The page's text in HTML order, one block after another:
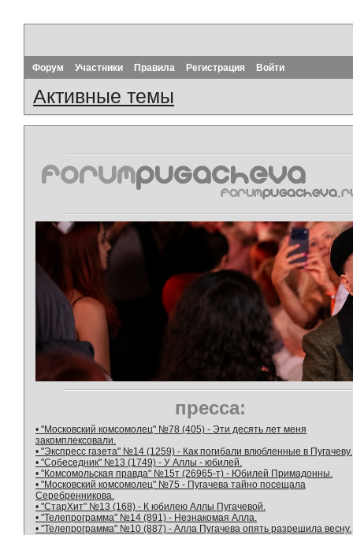
Форум Участники Правила Регистрация Войти
Активные темы
пресса:
• "Московский комсомолец" №78 (405) - Эти десять лет меня
закомплексовали.
• "Экспресс газета" №14 (1259) - Как погибали влюбленные в Пугачеву.
• "Собеседник" №13 (1749) - У Аллы - юбилей.
• "Комсомольская правда" №15т (26965-т) - Юбилей Примадонны.
• "Московский комсомолец" №75 - Пугачева тайно посещала
Серебренникова.
• "СтарХит" №13 (168) - К юбилею Аллы Пугачевой.
• "Телепрограмма" №14 (891) - Незнакомая Алла.
• "Телепрограмма" №10 (887) - Алла Пугачева опять разрешила весну.